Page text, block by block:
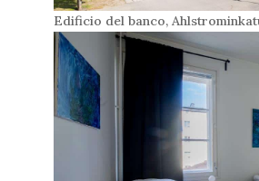
Edificio del banco,